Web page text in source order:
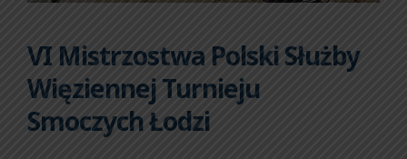
VI Mistrzostwa Polski Służby
Więziennej Turnieju
Smoczych Łodzi